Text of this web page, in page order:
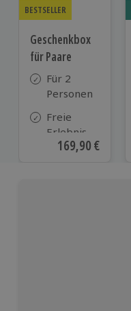
BESTSELLER
Geschenkbox
für Paare
Für 2
Personen
Freie
Erlebnis-
Auswahl
Aktueller Preis
169,90 €